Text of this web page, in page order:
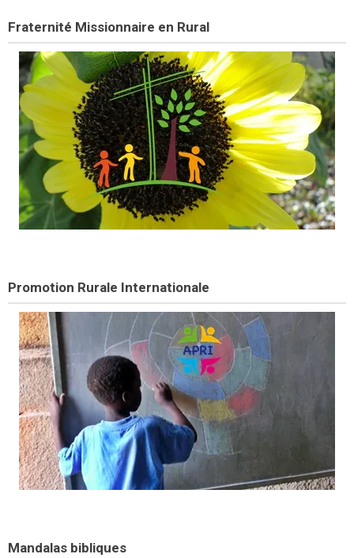
Fraternité Missionnaire en Rural
Promotion Rurale Internationale
Mandalas bibliques